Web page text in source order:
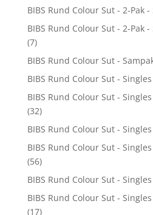
BIBS Rund Colour Sut - 2-Pak -
BIBS Rund Colour Sut - 2-Pak
(7)
BIBS Rund Colour Sut -
BIBS Rund Colour Sut -
BIBS Rund Colour Sut -
(32)
BIBS Rund Colour Sut -
BIBS Rund Colour Sut -
(56)
BIBS Rund Colour Sut -
BIBS Rund Colour Sut -
(17)